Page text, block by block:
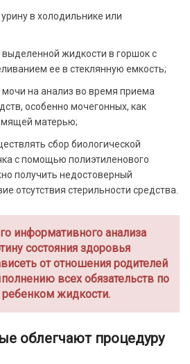
в холодильнике или
жидкости в горшок с
ее в стеклянную емкость;
на анализ во время приема
особенно мочегонных, как
матерью;
сбор биологической
с помощью полиэтиленового
получить недостоверный
отсутствия стерильности средства.
информативного анализа
состояния здоровья
от отношения родителей
всех обязательств по
жидкости.
облегчают процедуру